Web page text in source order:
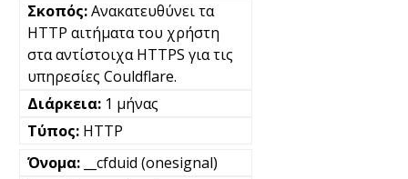
Ανακατευθύνει τα
HTTP αιτήματα του χρήστη
στα αντίστοιχα HTTPS για τις
υπηρεσίες Couldflare.
1 μήνας
HTTP
__cfduid (onesignal)